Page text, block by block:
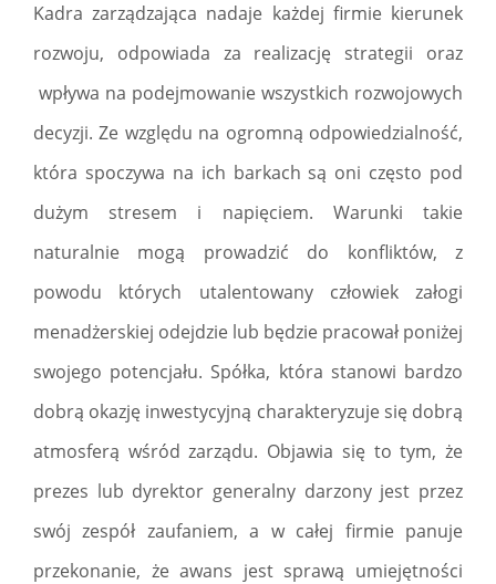
Kadra zarządzająca nadaje każdej firmie kierunek
rozwoju, odpowiada za realizację strategii oraz
wpływa na podejmowanie wszystkich rozwojowych
decyzji. Ze względu na ogromną odpowiedzialność,
która spoczywa na ich barkach są oni często pod
dużym stresem i napięciem. Warunki takie
naturalnie mogą prowadzić do konfliktów, z
powodu których utalentowany człowiek załogi
menadżerskiej odejdzie lub będzie pracował poniżej
swojego potencjału. Spółka, która stanowi bardzo
dobrą okazję inwestycyjną charakteryzuje się dobrą
atmosferą wśród zarządu. Objawia się to tym, że
prezes lub dyrektor generalny darzony jest przez
swój zespół zaufaniem, a w całej firmie panuje
przekonanie, że awans jest sprawą umiejętności